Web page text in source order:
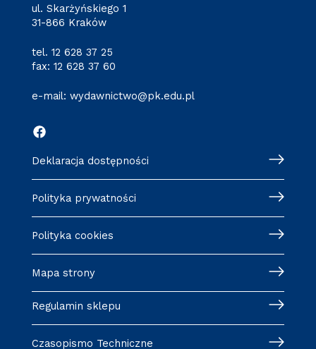
ul. Skarżyńskiego 1
31-866 Kraków
tel. 12 628 37 25
fax: 12 628 37 60
e-mail: wydawnictwo@pk.edu.pl
Deklaracja dostępności
Polityka prywatności
Polityka cookies
Mapa strony
Regulamin sklepu
Czasopismo Techniczne